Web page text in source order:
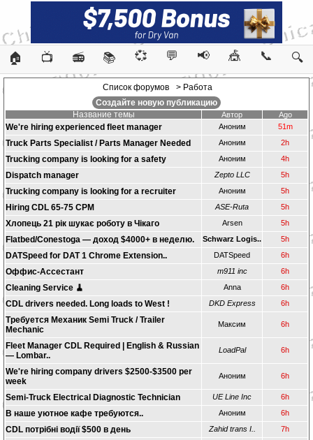
🏠 📺 📻 📚 💞 💬 📢 🎪 📞 🔍
Список форумов
> Работа
Создайте новую публикацию
Название темы
Автор Ago
We're hiring experienced fleet manager Аноним 51m
Truck Parts Specialist / Parts Manager Needed Аноним 2h
Trucking company is looking for a safety Аноним 4h
Dispatch manager Zepto LLC 5h
Trucking company is looking for a recruiter Аноним 5h
Hiring CDL 65-75 CPM ASE-Ruta 5h
Хлопець 21 рік шукає роботу в Чікаго Arsen 5h
Flatbed/Conestoga — доход $4000+ в неделю. Schwarz Logis.. 5h
DATSpeed for DAT 1 Chrome Extension.. DATSpeed 6h
Оффис-Ассестант m911 inc 6h
Cleaning Service 🧹 Anna 6h
CDL drivers needed. Long loads to West ! DKD Express 6h
Требуется Механик Semi Truck / Trailer
Mechanic
Максим 6h
Fleet Manager CDL Required | English & Russian
— Lombar..
LoadPal 6h
We're hiring company drivers $2500-$3500 per
week
Аноним 6h
Semi-Truck Electrical Diagnostic Technician UE Line Inc 6h
В наше уютное кафе требуются.. Аноним 6h
CDL потрібні водії $500 в день Zahid trans I.. 7h